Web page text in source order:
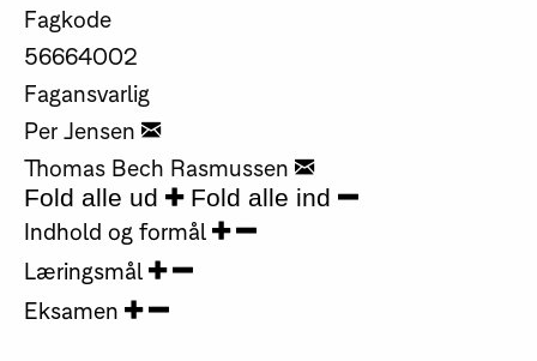
Fagkode
56664002
Fagansvarlig
Per Jensen
Thomas Bech Rasmussen
Fold alle ud Fold alle ind
Indhold og formål
Læringsmål
Eksamen